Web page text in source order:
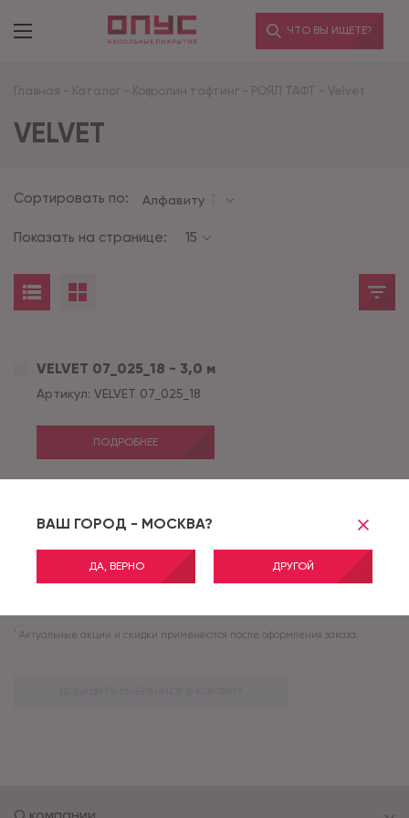
ВАШ ГОРОД - МОСКВА?
ДА, ВЕРНО ДРУГОЙ
ЧТО ВЫ ИЩЕТЕ?
Главная - Каталог - Ковролин тафтинг - РОЯЛ ТАФТ - Velvet
VELVET
Сортировать по: Алфавиту
Показать на странице: 15
VELVET 07_025_18 - 3,0 м
Артикул: VELVET 07_025_18
ПОДРОБНЕЕ
ПОДРОБНЕЕ
* Актуальные акции и скидки применяются после оформления заказа.